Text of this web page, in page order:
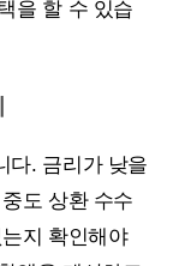
을 할 수 있습
다. 금리가 낮을
도 상환 수수
지 확인해야